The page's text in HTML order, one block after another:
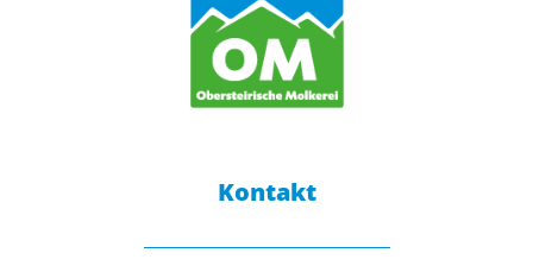
Kontakt